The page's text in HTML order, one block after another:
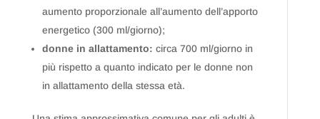
aumento proporzionale all’aumento dell’apporto
energetico (300 ml/giorno);
donne in allattamento: circa 700 ml/giorno in
più rispetto a quanto indicato per le donne non
in allattamento della stessa età.